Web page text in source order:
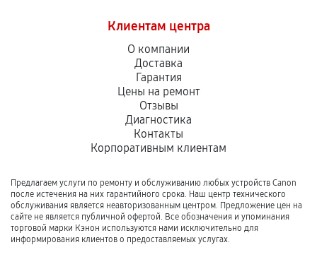
Клиентам центра
О компании
Доставка
Гарантия
Цены на ремонт
Отзывы
Диагностика
Контакты
Корпоративным клиентам
Предлагаем услуги по ремонту и обслуживанию любых устройств Canon
после истечения на них гарантийного срока. Наш центр технического
обслуживания является неавторизованным центром. Предложение цен на
сайте не является публичной офертой. Все обозначения и упоминания
торговой марки Кэнон используются нами исключительно для
информирования клиентов о предоставляемых услугах.